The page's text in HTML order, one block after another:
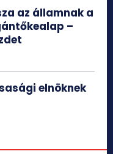
az államnak a
–
elnöknek